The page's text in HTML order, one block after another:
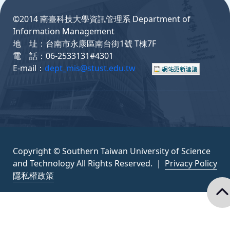
©2014 南臺科技大學資訊管理系 Department of
Information Management
地 址：台南市永康區南台街1號 T棟7F
電 話：06-2533131#4301
E-mail： dept_mis@stust.edu.tw
Copyright © Southern Taiwan University of Science
and Technology All Rights Reserved. ｜ Privacy Policy
隱私權政策